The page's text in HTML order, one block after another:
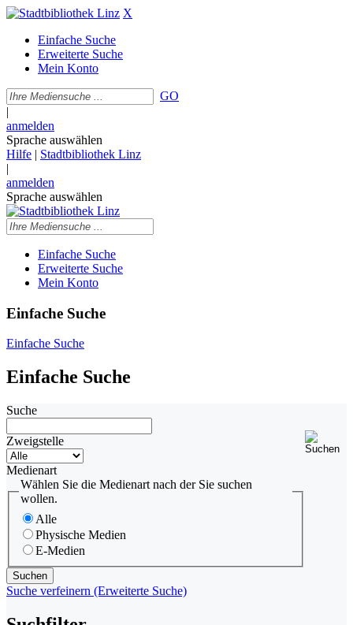
X
Einfache Suche
Erweiterte Suche
Mein Konto
GO
|
anmelden
Sprache auswählen
Hilfe | Stadtbibliothek Linz
|
anmelden
Sprache auswählen
Einfache Suche
Erweiterte Suche
Mein Konto
Einfache Suche
Einfache Suche
Einfache Suche
Suche
Zweigstelle
Medienart
Wählen Sie die Medienart nach der Sie suchen
wollen.
Alle
Physische Medien
E-Medien
Suche verfeinern (Erweiterte Suche)